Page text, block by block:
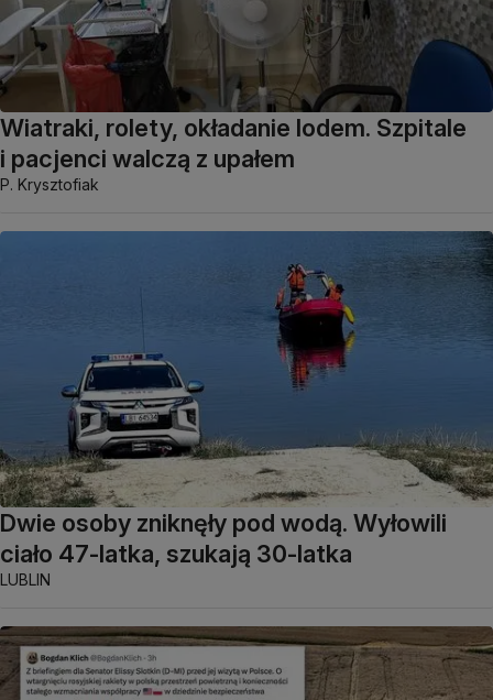
Wiatraki, rolety, okładanie lodem. Szpitale
i pacjenci walczą z upałem
P. Krysztofiak
Dwie osoby zniknęły pod wodą. Wyłowili
ciało 47-latka, szukają 30-latka
LUBLIN